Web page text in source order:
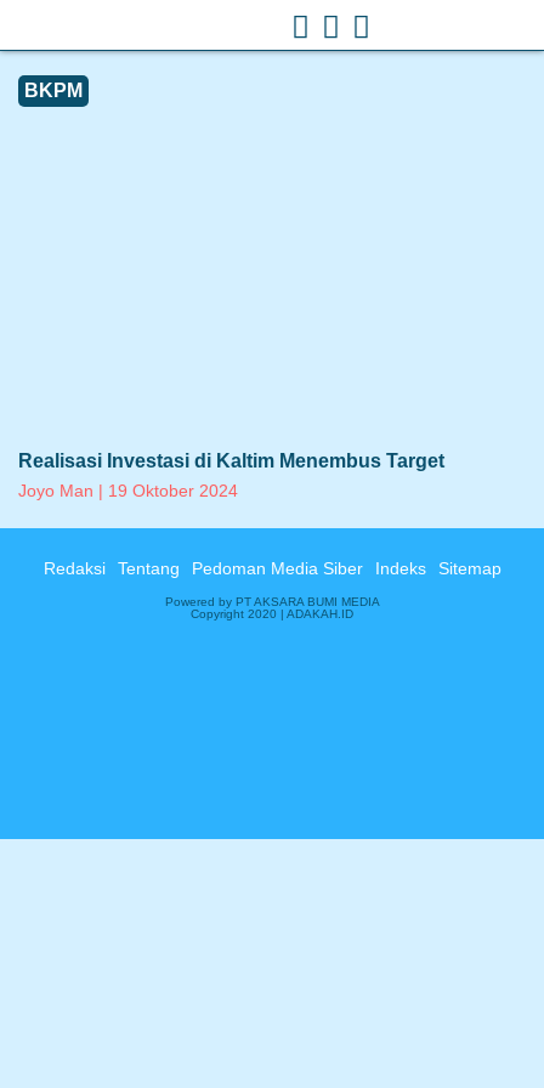
BKPM
Realisasi Investasi di Kaltim Menembus Target
Joyo Man 19 Oktober 2024
Redaksi Tentang Pedoman Media Siber Indeks Sitemap
Powered by PT AKSARA BUMI MEDIA
Copyright 2020 | ADAKAH.ID